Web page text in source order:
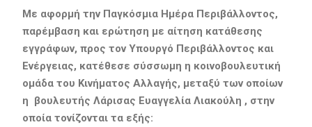
Με αφορμή την Παγκόσμια Ημέρα Περιβάλλοντος,
παρέμβαση και ερώτηση με αίτηση κατάθεσης
εγγράφων, προς τον Υπουργό Περιβάλλοντος και
Ενέργειας, κατέθεσε σύσσωμη η κοινοβουλευτική
ομάδα του Κινήματος Αλλαγής, μεταξύ των οποίων
η βουλευτής Λάρισας Ευαγγελία Λιακούλη , στην
οποία τονίζονται τα εξής: